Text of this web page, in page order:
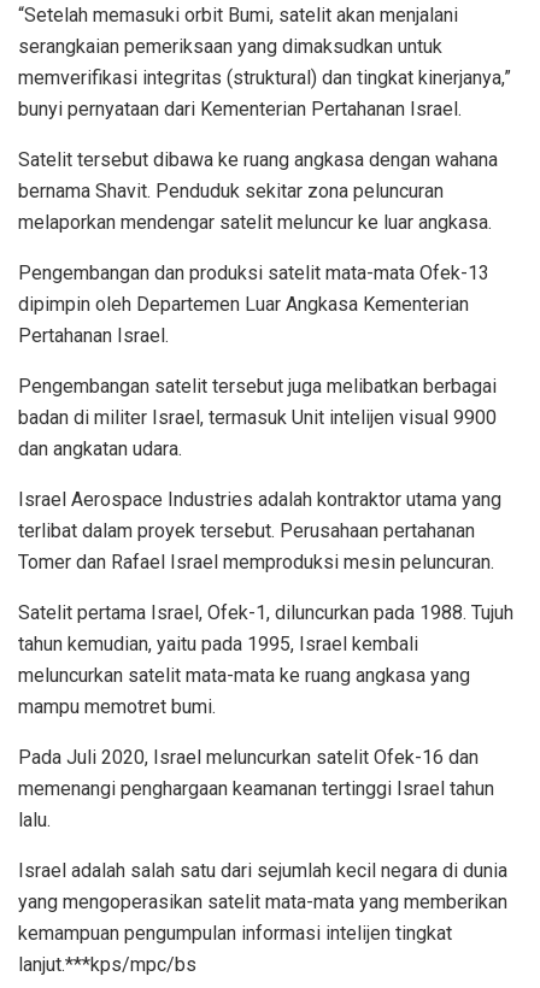
“Setelah memasuki orbit Bumi, satelit akan menjalani
serangkaian pemeriksaan yang dimaksudkan untuk
memverifikasi integritas (struktural) dan tingkat kinerjanya,”
bunyi pernyataan dari Kementerian Pertahanan Israel.
Satelit tersebut dibawa ke ruang angkasa dengan wahana
bernama Shavit. Penduduk sekitar zona peluncuran
melaporkan mendengar satelit meluncur ke luar angkasa.
Pengembangan dan produksi satelit mata-mata Ofek-13
dipimpin oleh Departemen Luar Angkasa Kementerian
Pertahanan Israel.
Pengembangan satelit tersebut juga melibatkan berbagai
badan di militer Israel, termasuk Unit intelijen visual 9900
dan angkatan udara.
Israel Aerospace Industries adalah kontraktor utama yang
terlibat dalam proyek tersebut. Perusahaan pertahanan
Tomer dan Rafael Israel memproduksi mesin peluncuran.
Satelit pertama Israel, Ofek-1, diluncurkan pada 1988. Tujuh
tahun kemudian, yaitu pada 1995, Israel kembali
meluncurkan satelit mata-mata ke ruang angkasa yang
mampu memotret bumi.
Pada Juli 2020, Israel meluncurkan satelit Ofek-16 dan
memenangi penghargaan keamanan tertinggi Israel tahun
lalu.
Israel adalah salah satu dari sejumlah kecil negara di dunia
yang mengoperasikan satelit mata-mata yang memberikan
kemampuan pengumpulan informasi intelijen tingkat
lanjut.***kps/mpc/bs